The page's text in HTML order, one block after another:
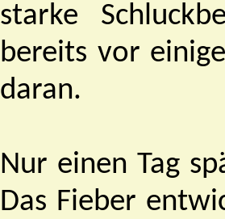
starke
bereits vor
daran.
Nur einen Tag
Das Fieber